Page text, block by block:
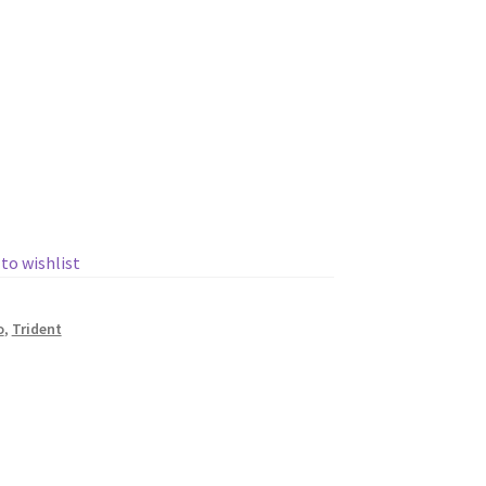
to wishlist
, Trident